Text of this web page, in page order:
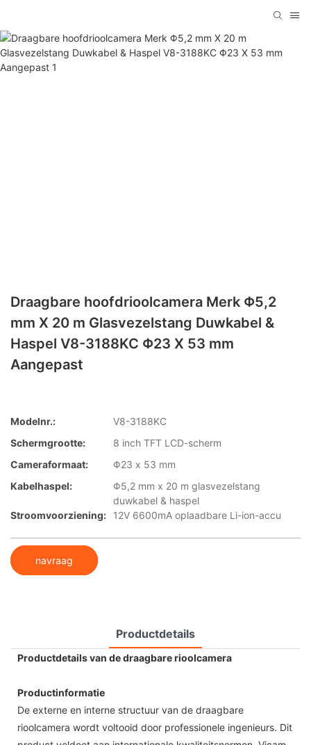
Draagbare hoofdrioolcamera Merk Φ5,2
mm X 20 m Glasvezelstang Duwkabel &
Haspel V8-3188KC Φ23 X 53 mm
Aangepast
Modelnr.:
V8-3188KC
Schermgrootte:
8 inch TFT LCD-scherm
Cameraformaat:
Φ23 x 53 mm
Kabelhaspel:
Φ5,2 mm x 20 m glasvezelstang
duwkabel & haspel
Stroomvoorziening:
12V 6600mA oplaadbare Li-ion-accu
navraag
Productdetails
Productdetails van de draagbare rioolcamera
Productinformatie
De externe en interne structuur van de draagbare
rioolcamera wordt voltooid door professionele ingenieurs. Dit